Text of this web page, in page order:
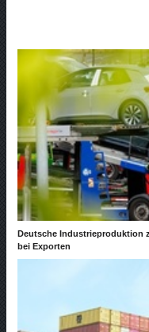
Deutsche Industrieproduktion
bei Exporten